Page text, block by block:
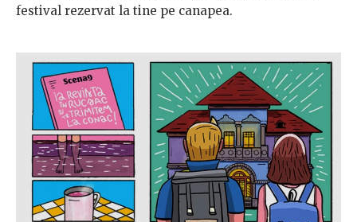
festival rezervat la tine pe canapea.